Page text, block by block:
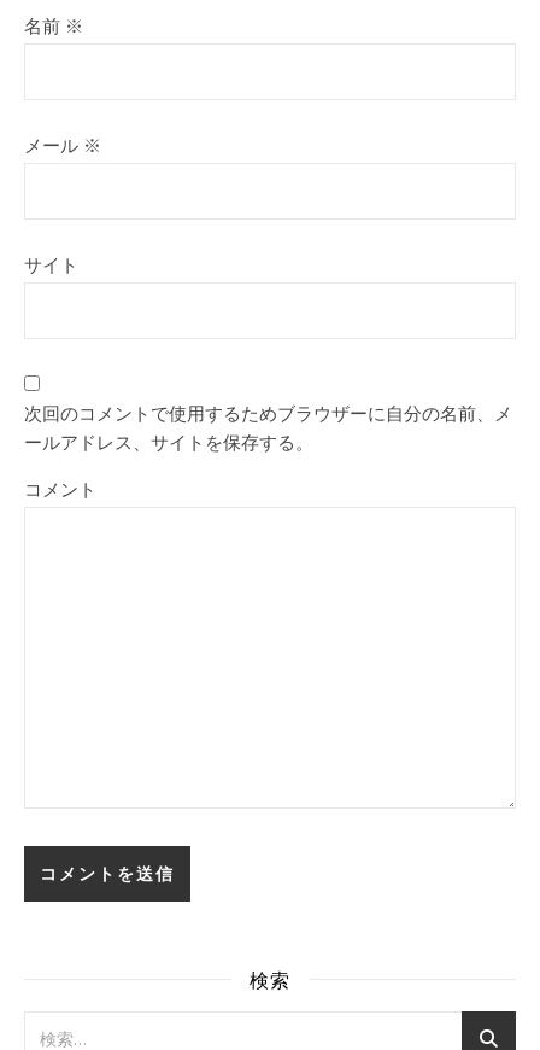
名前 ※
メール ※
サイト
次回のコメントで使用するためブラウザーに自分の名前、メ
ールアドレス、サイトを保存する。
コメント
検索